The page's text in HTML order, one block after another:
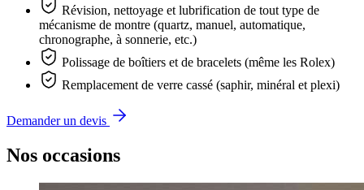
Révision, nettoyage et lubrification de tout type de
mécanisme de montre (quartz, manuel, automatique,
chronographe, à sonnerie, etc.)
Polissage de boîtiers et de bracelets (même les Rolex)
Remplacement de verre cassé (saphir, minéral et plexi)
Demander un devis
Nos occasions